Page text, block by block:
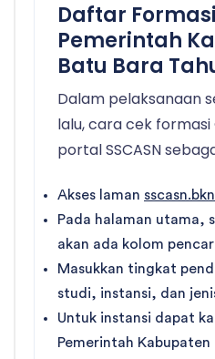
Daftar Formasi
Pemerintah
Batu Bara
Dalam pelaksanaan
lalu, cara cek formasi
portal SSCASN
Akses laman
Pada halaman utama,
akan ada kolom
Masukkan tingkat
studi, instansi, dan
Untuk instansi dapat
Pemerintah Kabupaten